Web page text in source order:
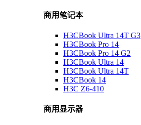
商用笔记本
H3CBook Ultra 14T G3
H3CBook Pro 14
H3CBook Pro 14 G2
H3CBook Ultra 14
H3CBook Ultra 14T
H3CBook 14
H3C Z6-410
商用显示器